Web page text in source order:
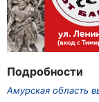
Подробности
Амурская область